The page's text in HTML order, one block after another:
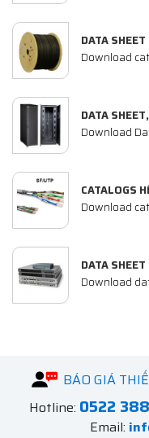
DATA
Download
DATA
Download
CATALOGS
Download
DATA
Download
BÁO GIÁ
Hotline: 0522
Email: